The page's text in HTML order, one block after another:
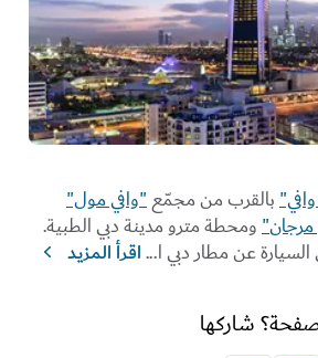
بالقرب من مجمّع"وافي مول"
ومحطة مترو مدينة دبي الطبية.
...اقرأ المزيد
شاركها